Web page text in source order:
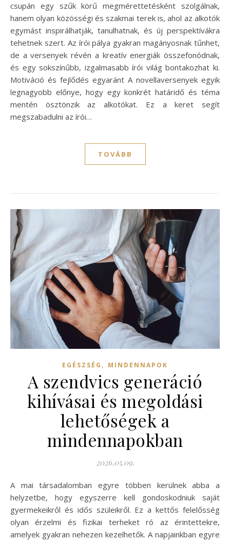
csupán egy szűk körű megmérettetésként szolgálnak,
hanem olyan közösségi és szakmai terek is, ahol az alkotók
egymást inspirálhatják, tanulhatnak, és új perspektívákra
tehetnek szert. Az írói pálya gyakran magányosnak tűnhet,
de a versenyek révén a kreatív energiák összefonódnak,
és egy sokszínűbb, izgalmasabb írói világ bontakozhat ki.
Motiváció és fejlődés egyaránt A novellaversenyek egyik
legnagyobb előnye, hogy egy konkrét határidő és téma
mentén ösztönzik az alkotókat. Ez a keret segít
megszabadulni az írói…
TOVÁBB
EGÉSZSÉG , MINDENNAPOK
A szendvics generáció
kihívásai és megoldási
lehetőségek a
mindennapokban
2026.05.09.
A mai társadalomban egyre többen kerülnek abba a
helyzetbe, hogy egyszerre kell gondoskodniuk saját
gyermekeikről és idős szüleikről. Ez a kettős felelősség
olyan érzelmi és fizikai terheket ró az érintettekre,
amelyek gyakran nehezen kezelhetők. A napjainkban egyre